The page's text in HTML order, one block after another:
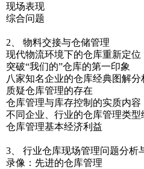
现场表现
综合问题
2、 物料交接与仓储管理
现代物流环境下的仓库重新定位
突破“我们的”仓库的第一印象
八家知名企业的仓库经典图解分
质疑仓库管理的存在
仓库管理与库存控制的实质内容
不同企业、行业的仓库管理类型
仓库管理基本经济利益
3、 行业仓库现场管理问题分析
录像：先进的仓库管理